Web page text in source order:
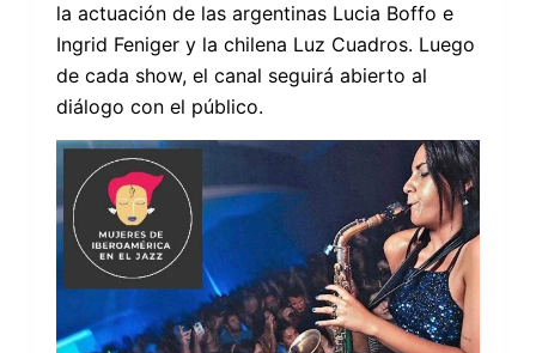
la actuación de las argentinas Lucia Boffo e
Ingrid Feniger y la chilena Luz Cuadros. Luego
de cada show, el canal seguirá abierto al
diálogo con el público.